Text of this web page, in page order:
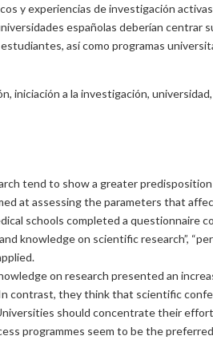
y experiencias de investigación
españolas deberían centrar
así como programas
iniciación a la investigación,
tend to show a greater
at assessing the parameters that
schools completed a questionnaire
knowledge on scientific research”,
on research presented an
contrast, they think that scientific
should concentrate their
programmes seem to be the